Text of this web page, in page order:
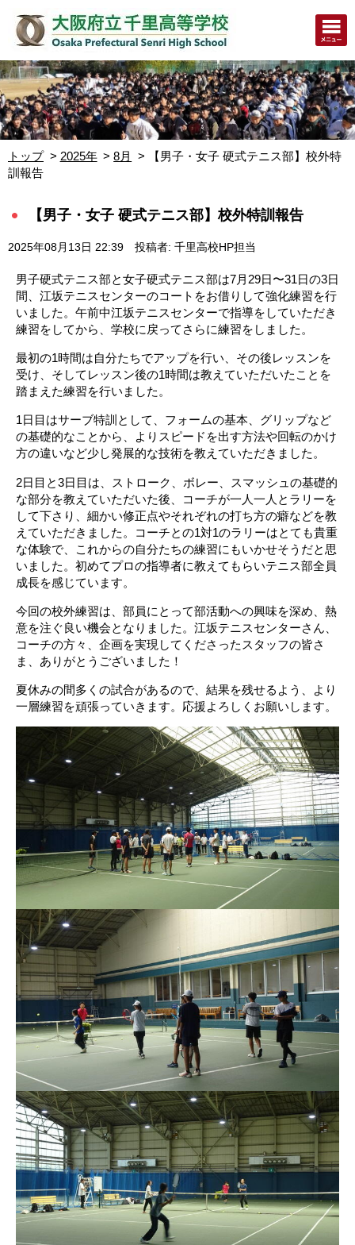
トップ 2025年 8月
【男子・女子 硬式テニス部】校外特
訓報告
【男子・女子 硬式テニス部】校外特訓報告
2025年08月13日 22:39 投稿者: 千里高校HP担当
男子硬式テニス部と女子硬式テニス部は7月29日〜31日の3日
間、江坂テニスセンターのコートをお借りして強化練習を行
いました。午前中江坂テニスセンターで指導をしていただき
練習をしてから、学校に戻ってさらに練習をしました。
最初の1時間は自分たちでアップを行い、その後レッスンを
受け、そしてレッスン後の1時間は教えていただいたことを
踏まえた練習を行いました。
1日目はサーブ特訓として、フォームの基本、グリップなど
の基礎的なことから、よりスピードを出す方法や回転のかけ
方の違いなど少し発展的な技術を教えていただきました。
2日目と3日目は、ストローク、ボレー、スマッシュの基礎的
な部分を教えていただいた後、コーチが一人一人とラリーを
して下さり、細かい修正点やそれぞれの打ち方の癖などを教
えていただきました。コーチとの1対1のラリーはとても貴重
な体験で、これからの自分たちの練習にもいかせそうだと思
いました。初めてプロの指導者に教えてもらいテニス部全員
成長を感じています。
今回の校外練習は、部員にとって部活動への興味を深め、熱
意を注ぐ良い機会となりました。江坂テニスセンターさん、
コーチの方々、企画を実現してくださったスタッフの皆さ
ま、ありがとうございました！
夏休みの間多くの試合があるので、結果を残せるよう、より
一層練習を頑張っていきます。応援よろしくお願いします。